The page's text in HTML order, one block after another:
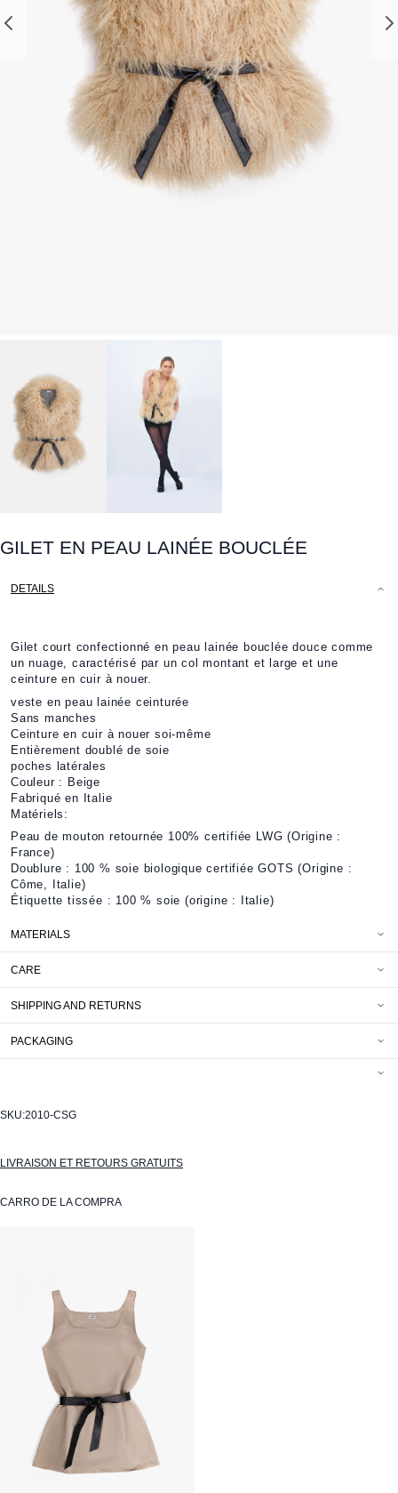
GILET EN PEAU LAINÉE BOUCLÉE
DETAILS
Gilet court confectionné en peau lainée bouclée douce comme
un nuage, caractérisé par un col montant et large et une
ceinture en cuir à nouer.
veste en peau lainée ceinturée
Sans manches
Ceinture en cuir à nouer soi-même
Entièrement doublé de soie
poches latérales
Couleur : Beige
Fabriqué en Italie
Matériels:
Peau de mouton retournée 100% certifiée LWG (Origine :
France)
Doublure : 100 % soie biologique certifiée GOTS (Origine :
Côme, Italie)
Étiquette tissée : 100 % soie (origine : Italie)
MATERIALS
CARE
SHIPPING AND RETURNS
PACKAGING
SKU:2010-CSG
LIVRAISON ET RETOURS GRATUITS
CARRO DE LA COMPRA